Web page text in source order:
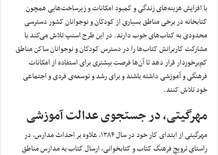
با افزایش هزینه‌های زندگی و کمبود امکانات و زیرساخت‌هایی همچون
کتابخانه در برخی مناطق بسیاری از کودکان و نوجوانان کشور دسترسی
محدودی به کتاب‌های خوب دارند. در این طرح اسنپ تلاش می‌کند با
مشارکت کاربرانش کتاب‌ها را در دسترس کودکان و نوجوانان ساکن مناطق
کم‌برخوردار قرار دهد تا آن‌ها فرصت بیشتری برای استفاده از امکانات
فرهنگی و آموزشی داشته باشند و برای رشد و توسعه‌‌ی فردی و اجتماعی
خود تلاش کنند.
مهرگیتی، در جستجوی عدالت آموزشی
مهرگیتی از ابتدای کار خود در سال ۱۳۸۴، علاوه بر احداث مدارس، در
راستای ترویج فرهنگ کتاب و کتابخوانی، ارسال کتاب به مدارس مناطق